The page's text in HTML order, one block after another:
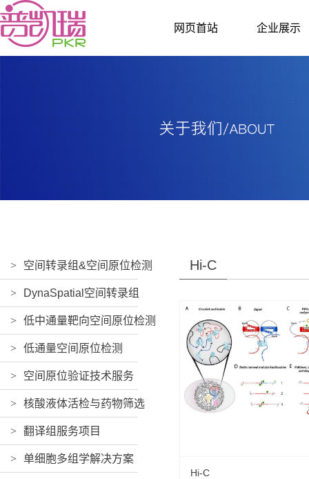
网页首站 企业展示
> 空间转录组&空间原位检测
> DynaSpatial空间转录组
> 低中通量靶向空间原位检测
> 低通量空间原位检测
> 空间原位验证技术服务
> 核酸液体活检与药物筛选
> 翻译组服务项目
> 单细胞多组学解决方案
Hi-C
Hi-C